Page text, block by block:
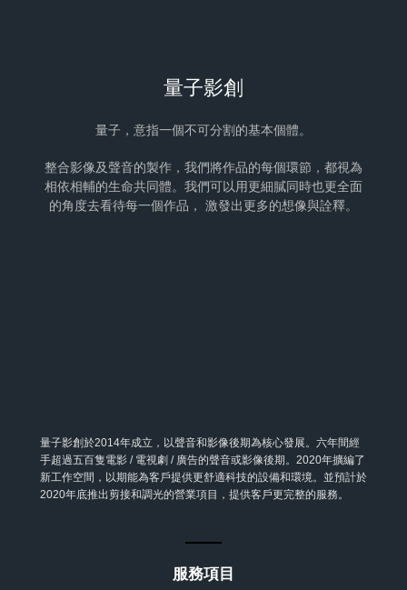
量子影創
量子，意指一個不可分割的基本個體。
整合影像及聲音的製作，我們將作品的每個環節，都視為
相依相輔的生命共同體。我們可以用更細膩同時也更全面
的角度去看待每一個作品， 激發出更多的想像與詮釋。
量子影創於2014年成立，以聲音和影像後期為核心發展。六年間經
手超過五百隻電影 / 電視劇 / 廣告的聲音或影像後期。2020年擴編了
新工作空間，以期能為客戶提供更舒適科技的設備和環境。並預計於
2020年底推出剪接和調光的營業項目，提供客戶更完整的服務。
服務項目